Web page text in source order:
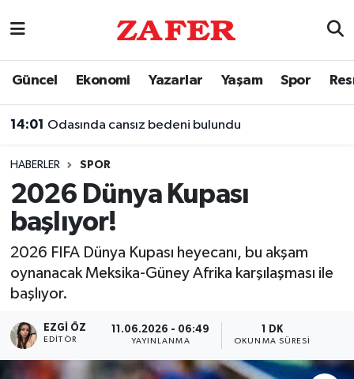
Güncel Ekonomi Yazarlar Yaşam Spor
14:01 Odasında cansız bedeni bulundu
HABERLER SPOR
2026 Dünya Kupası
başlıyor!
2026 FIFA Dünya Kupası heyecanı, bu akşam
oynanacak Meksika-Güney Afrika karşılaşması ile
başlıyor.
EZGI ÖZ
EDITÖR
11.06.2026 - 06:49
YAYINLANMA
1 DK
OKUNMA SÜRESI
Nöbetçi Eczaneler
Trafik Durumu
Süper Lig Puan Durumu ve Fikstür
Tüm Manşetler
Son Dakika Haberleri
Haber Arşivi